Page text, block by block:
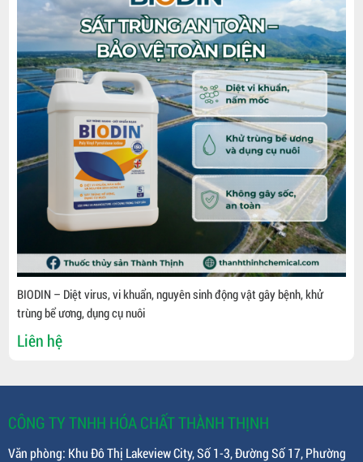
BIODIN – Diệt virus, vi khuẩn, nguyên sinh động vật gây bệnh, khử
trùng bể ương, dụng cụ nuôi
Liên hệ
CÔNG TY TNHH HÓA CHẤT THÀNH THỊNH
Văn phòng: Khu Đô Thị Lakeview City, Số 1-3, Đường Số 17, Phường